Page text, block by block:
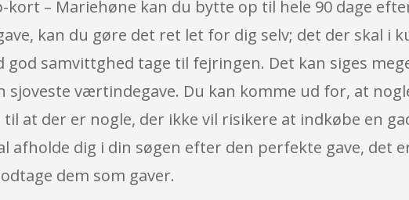
kort – Mariehøne kan du bytte op til hele 90 dage
kan du gøre det ret let for dig selv; det der skal i
god samvittghed tage til fejringen. Det kan siges
sjoveste værtindegave. Du kan komme ud for, at
at der er nogle, der ikke vil risikere at indkøbe en
afholde dig i din søgen efter den perfekte gave, det
dem som gaver.